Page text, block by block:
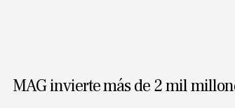
MAG invierte más de 2 mil